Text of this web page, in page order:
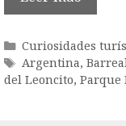
Categorías
Curiosidades
Etiquetas
Argentina,
del Leoncito, Parque